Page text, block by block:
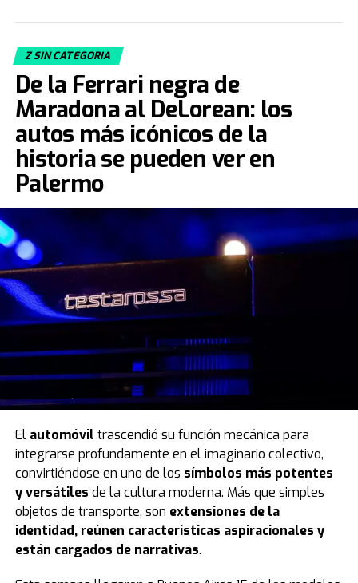
Z SIN CATEGORIA
De la Ferrari negra de
Maradona al DeLorean: los
autos más icónicos de la
historia se pueden ver en
Palermo
El automóvil trascendió su función mecánica para
integrarse profundamente en el imaginario colectivo,
convirtiéndose en uno de los símbolos más potentes
y versátiles de la cultura moderna. Más que simples
objetos de transporte, son extensiones de la
identidad, reúnen características aspiracionales y
están cargados de narrativas.